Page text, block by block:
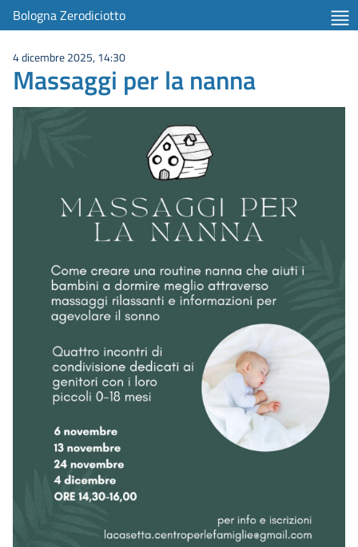
Bologna Zerodiciotto
4 dicembre 2025, 14:30
Massaggi per la nanna